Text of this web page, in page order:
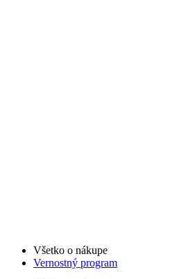
Všetko o nákupe
Vernostný program